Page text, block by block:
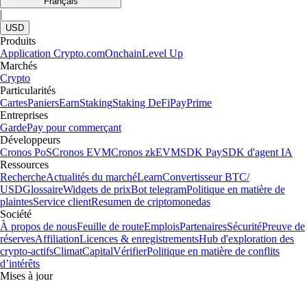
|
USD
Produits
Application Crypto.comOnchainLevel Up
Marchés
Crypto
Particularités
CartesPaniersEarnStakingStaking DeFiPayPrime
Entreprises
GardePay pour commerçant
Développeurs
Cronos PoSCronos EVMCronos zkEVMSDK PaySDK d'agent IA
Ressources
RechercheActualités du marchéLearnConvertisseur BTC/
USDGlossaireWidgets de prixBot telegramPolitique en matière de
plaintesService clientResumen de criptomonedas
Société
À propos de nousFeuille de routeEmploisPartenairesSécuritéPreuve de
réservesAffiliationLicences & enregistrementsHub d'exploration des
crypto-actifsClimatCapitalVérifierPolitique en matière de conflits
d’intérêts
Mises à jour